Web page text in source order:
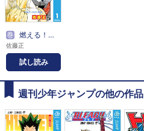
巻 燃える！お兄さん
佐藤正
試し読み
週刊少年ジャンプの他の作品